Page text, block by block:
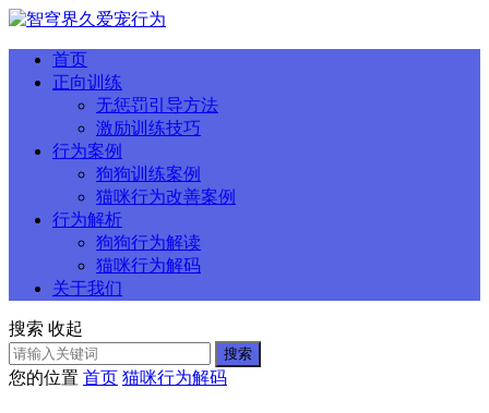
首页
正向训练
无惩罚引导方法
激励训练技巧
行为案例
狗狗训练案例
猫咪行为改善案例
行为解析
狗狗行为解读
猫咪行为解码
关于我们
搜索 收起
搜索
您的位置 首页 猫咪行为解码